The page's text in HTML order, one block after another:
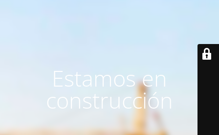
Estamos en
construcción